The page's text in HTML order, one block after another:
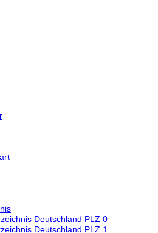
Deutschland PLZ 0
Deutschland PLZ 1